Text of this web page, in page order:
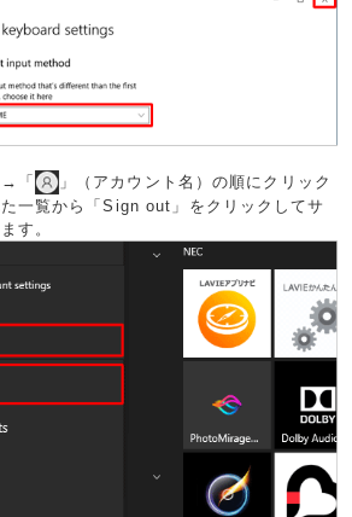
→「
」（アカウント名）の順にクリック
一覧から「Sign out」をクリックしてサ
す。